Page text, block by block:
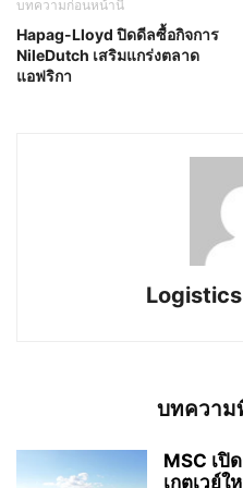
บทความก่อนหน้านี้
Hapag-Lloyd ปิดดีลซื้อกิจการ
NileDutch เสริมแกร่งตลาด
แอฟริกา
บทความ
MSC เปิ
เกตเวย์